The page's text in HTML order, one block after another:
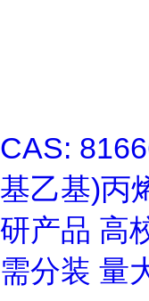
CAS:
基乙基)丙
研产品 高
需分装 量